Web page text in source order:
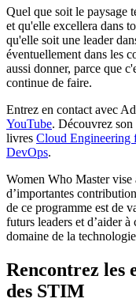
Quel que soit le paysage
et qu'elle excellera dans
qu'elle soit une leader
éventuellement dans les
aussi donner, parce que
continue de faire.
Entrez en contact avec
YouTube. Découvrez
livres Cloud Engineering
DevOps.
Women Who Master vise
d’importantes
de ce programme est de
futurs leaders et d’aider à
domaine de la
Rencontrez les
des STIM